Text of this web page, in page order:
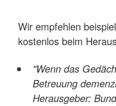
Wir empfehlen
kostenlos beim
"Wenn das
Betreuung
Herausgeber: